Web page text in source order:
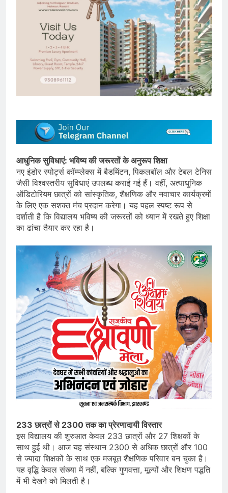
आधुनिक सुविधाएं: भविष्य की जरूरतों के अनुरूप शिक्षा
नए इंडोर स्पोर्ट्स कॉम्प्लेक्स में बैडमिंटन, पिकलबॉल और टेबल टेनिस
जैसी विश्वस्तरीय सुविधाएं उपलब्ध कराई गई हैं। वहीं, अत्याधुनिक
ऑडिटोरियम छात्रों को सांस्कृतिक, शैक्षणिक और नवाचार कार्यक्रमों
के लिए एक सशक्त मंच प्रदान करेगा। यह पहल स्पष्ट रूप से
दर्शाती है कि विद्यालय भविष्य की जरूरतों को ध्यान में रखते हुए शिक्षा
का ढांचा तैयार कर रहा है।
233 छात्रों से 2300 तक का प्रेरणादायी विस्तार
इस विद्यालय की शुरुआत केवल 233 छात्रों और 27 शिक्षकों के
साथ हुई थी। आज यह संस्थान 2300 से अधिक छात्रों और 100
से ज्यादा शिक्षकों के साथ एक मजबूत शैक्षणिक परिवार बन चुका है।
यह वृद्धि केवल संख्या में नहीं, बल्कि गुणवत्ता, मूल्यों और शिक्षण पद्धति
में भी देखने को मिलती है।